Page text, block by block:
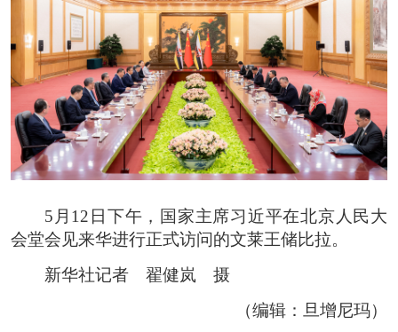
5月12日下午，国家主席习近平在北京人民大
会堂会见来华进行正式访问的文莱王储比拉。
新华社记者 翟健岚 摄
（编辑：旦增尼玛）